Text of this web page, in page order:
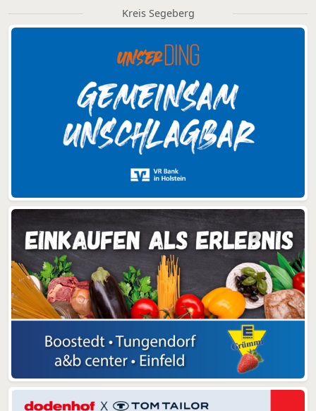
Kreis Segeberg